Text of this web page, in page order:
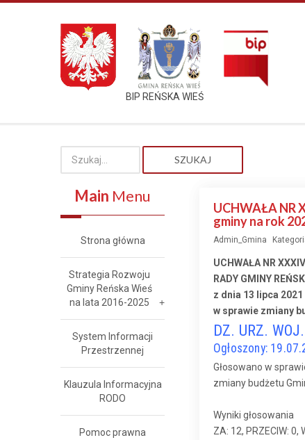
BIP REŃSKA WIEŚ
SZUKAJ
UCHWAŁA NR
gminy na rok
Admin_Gmina
UCHWAŁA NR
RADY GMINY
z dnia 13 lipca 2021
w sprawie zmiany
DZ. URZ.
Ogłoszony:
Głosowano w
zmiany budżetu
Wyniki głosowania
ZA: 12, PRZECIW: 0,
Main Menu
Strona główna
Strategia Rozwoju
Gminy Reńska Wieś
na lata 2016-2025
System Informacji
Przestrzennej
Klauzula Informacyjna
RODO
Pomoc prawna